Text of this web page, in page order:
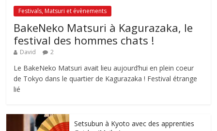
Festivals, Matsuri et évènements
BakeNeko Matsuri à Kagurazaka, le
festival des hommes chats !
David 2
Le BakeNeko Matsuri avait lieu aujourd’hui en plein coeur
de Tokyo dans le quartier de Kagurazaka ! Festival étrange
lié
Setsubun à Kyoto avec des apprenties